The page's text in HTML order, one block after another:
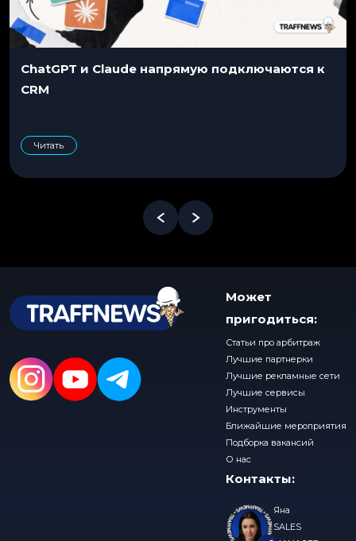
ChatGPT и Claude напрямую подключаются к
CRM
Читать
Может
пригодиться:
Статьи про арбитраж
Лучшие партнерки
Лучшие рекламные сети
Лучшие сервисы
Инструменты
Ближайшие мероприятия
Подборка вакансий
О нас
Контакты:
Яна
SALES